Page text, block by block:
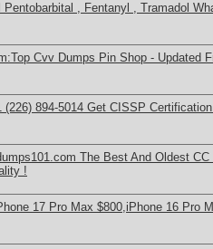
Pentobarbital , Fentanyl , Tramadol
Cvv Dumps Pin Shop - Updated
(226) 894-5014​ Get CISSP
The Best And Oldest
!
17 Pro Max $800,iPhone 16 Pro